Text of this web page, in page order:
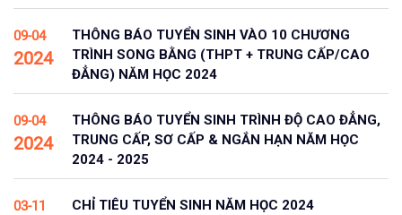
09-04
2024
THÔNG BÁO TUYỂN SINH VÀO 10 CHƯƠNG
TRÌNH SONG BẰNG (THPT + TRUNG CẤP/CAO
ĐẲNG) NĂM HỌC 2024
09-04
2024
THÔNG BÁO TUYỂN SINH TRÌNH ĐỘ CAO ĐẲNG,
TRUNG CẤP, SƠ CẤP & NGẮN HẠN NĂM HỌC
2024 - 2025
03-11 CHỈ TIÊU TUYỂN SINH NĂM HỌC 2024